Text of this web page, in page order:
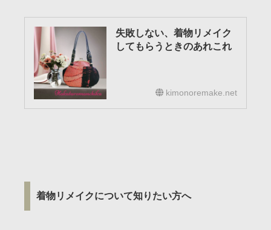
失敗しない、着物リメイク
してもらうときのあれこれ
kimonoremake.net
着物リメイクについて知りたい方へ